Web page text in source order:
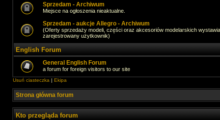
Sprzedam - Archiwum
Miejsce na ogłoszenia nieaktualne.
Sprzedam - aukcje Allegro - Archiwum
(Oferty sprzedaży modeli, części oraz akcesoriów modelarskich
zarejestrowany użytkownik)
English Forum
General English Forum
a forum for foreign visitors to our site
Usuń ciasteczka | Ekipa
Strona główna forum
Kto przegląda forum